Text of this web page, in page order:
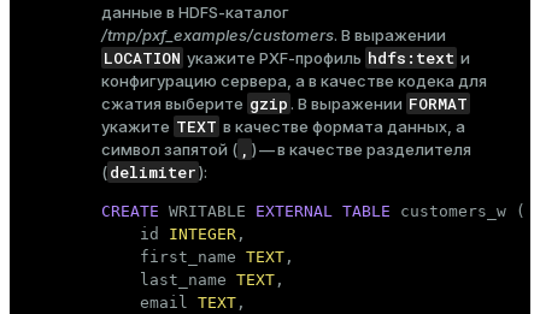
данные в HDFS-каталог
/tmp/pxf_examples/customers. В выражении
LOCATION укажите PXF-профиль hdfs:text и
конфигурацию сервера, а в качестве кодека для
сжатия выберите gzip . В выражении FORMAT
укажите TEXT в качестве формата данных, а
символ запятой ( , ) — в качестве разделителя
(delimiter):
CREATE WRITABLE EXTERNAL TABLE customers_w (
    id
INTEGER ,
    first_name
TEXT ,
    last_name
TEXT ,
    email
TEXT ,